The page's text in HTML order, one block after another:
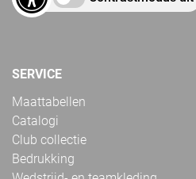
SERVICE
Maattabellen
Catalogi
Club collectie
Bedrukking